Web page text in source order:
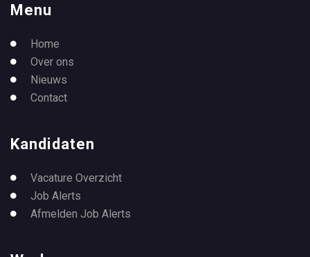
Menu
Home
Over ons
Nieuws
Contact
Kandidaten
Vacature Overzicht
Job Alerts
Afmelden Job Alerts